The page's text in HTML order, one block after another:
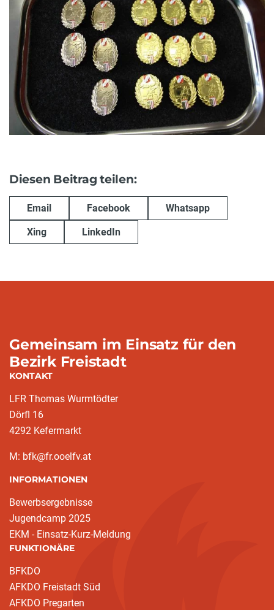
Diesen Beitrag teilen:
Email Facebook Whatsapp
Xing LinkedIn
Gemeinsam im Einsatz für den
Bezirk Freistadt
KONTAKT
LFR Thomas Wurmtödter
Dörfl 16
4292 Kefermarkt
M: bfk@fr.ooelfv.at
INFORMATIONEN
Bewerbsergebnisse
Jugendcamp 2025
EKM - Einsatz-Kurz-Meldung
FUNKTIONÄRE
BFKDO
AFKDO Freistadt Süd
AFKDO Pregarten